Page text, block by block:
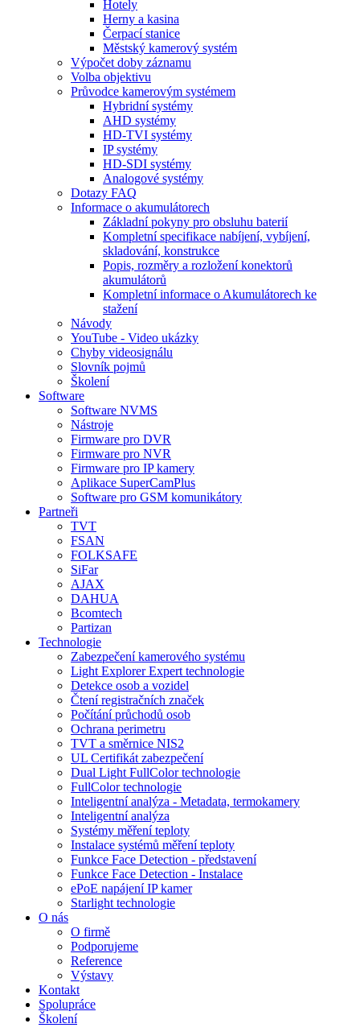
Hotely
Herny a kasina
Čerpací stanice
Městský kamerový systém
Výpočet doby záznamu
Volba objektivu
Průvodce kamerovým systémem
Hybridní systémy
AHD systémy
HD-TVI systémy
IP systémy
HD-SDI systémy
Analogové systémy
Dotazy FAQ
Informace o akumulátorech
Základní pokyny pro obsluhu baterií
Kompletní specifikace nabíjení, vybíjení,
skladování, konstrukce
Popis, rozměry a rozložení konektorů
akumulátorů
Kompletní informace o Akumulátorech ke
stažení
Návody
YouTube - Video ukázky
Chyby videosignálu
Slovník pojmů
Školení
Software
Software NVMS
Nástroje
Firmware pro DVR
Firmware pro NVR
Firmware pro IP kamery
Aplikace SuperCamPlus
Software pro GSM komunikátory
Partneři
TVT
FSAN
FOLKSAFE
SiFar
AJAX
DAHUA
Bcomtech
Partizan
Technologie
Zabezpečení kamerového systému
Light Explorer Expert technologie
Detekce osob a vozidel
Čtení registračních značek
Počítání průchodů osob
Ochrana perimetru
TVT a směrnice NIS2
UL Certifikát zabezpečení
Dual Light FullColor technologie
FullColor technologie
Inteligentní analýza - Metadata, termokamery
Inteligentní analýza
Systémy měření teploty
Instalace systémů měření teploty
Funkce Face Detection - představení
Funkce Face Detection - Instalace
ePoE napájení IP kamer
Starlight technologie
O nás
O firmě
Podporujeme
Reference
Výstavy
Kontakt
Spolupráce
Školení